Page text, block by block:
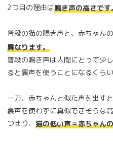
2つ目の理由は鳴き声の高さです
普段の猫の鳴き声と、赤ちゃん
異なります。
普段の鳴き声は人間にとって少
ると裏声を使うことになるくら
一方、赤ちゃんと似た声を出す
裏声を使わずに真似できそうな
つまり、 猫の低い声＝赤ちゃん